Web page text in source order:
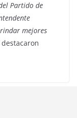
Partido de
mejores
destacaron